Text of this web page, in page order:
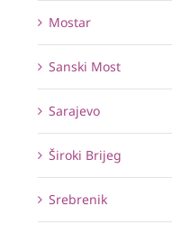
Mostar
Sanski Most
Sarajevo
Široki Brijeg
Srebrenik